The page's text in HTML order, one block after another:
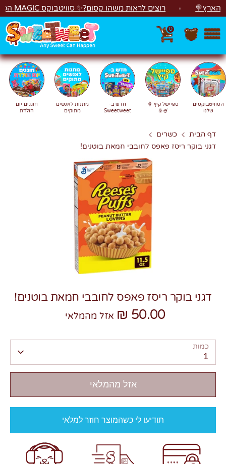
דלג רוצים לראות משהו קסום?✨ סוויטבוקס MAGIC הפך ל"מכונת משחקים"! 🎁🕹️
0
חפשחיפוש
צרו קשר
הסוויטבוקסים
שלנו
ספיישל קיץ 🍦
🍧🌞
חדש ב-
Sweetweet
מתנות לאנשים
מתוקים
חוגגים יום
הולדת
דף הבית
כשרים
דגני בוקר ריסז פאפס לחובבי חמאת בוטנים!
דגני בוקר ריסז פאפס לחובבי חמאת בוטנים!
50.00 ₪ אזל מהמלאי
כמות
1
אזל מהמלאי
תודיעו לי כשהמוצר חוזר למלאי